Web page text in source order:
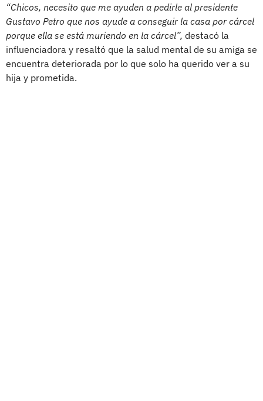
“Chicos, necesito que me ayuden a pedirle al presidente
Gustavo Petro que nos ayude a conseguir la casa por cárcel
porque ella se está muriendo en la cárcel”, destacó la
influenciadora y resaltó que la salud mental de su amiga se
encuentra deteriorada por lo que solo ha querido ver a su
hija y prometida.